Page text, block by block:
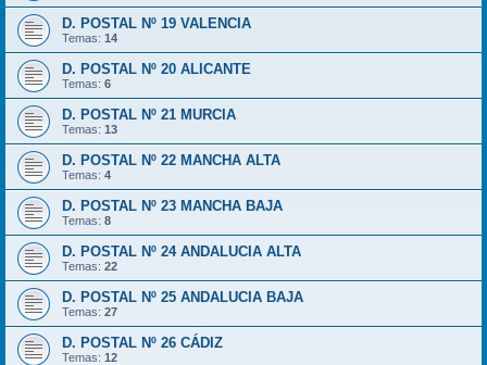
D. POSTAL Nº 19 VALENCIA
Temas: 14
D. POSTAL Nº 20 ALICANTE
Temas: 6
D. POSTAL Nº 21 MURCIA
Temas: 13
D. POSTAL Nº 22 MANCHA ALTA
Temas: 4
D. POSTAL Nº 23 MANCHA BAJA
Temas: 8
D. POSTAL Nº 24 ANDALUCIA ALTA
Temas: 22
D. POSTAL Nº 25 ANDALUCIA BAJA
Temas: 27
D. POSTAL Nº 26 CÁDIZ
Temas: 12